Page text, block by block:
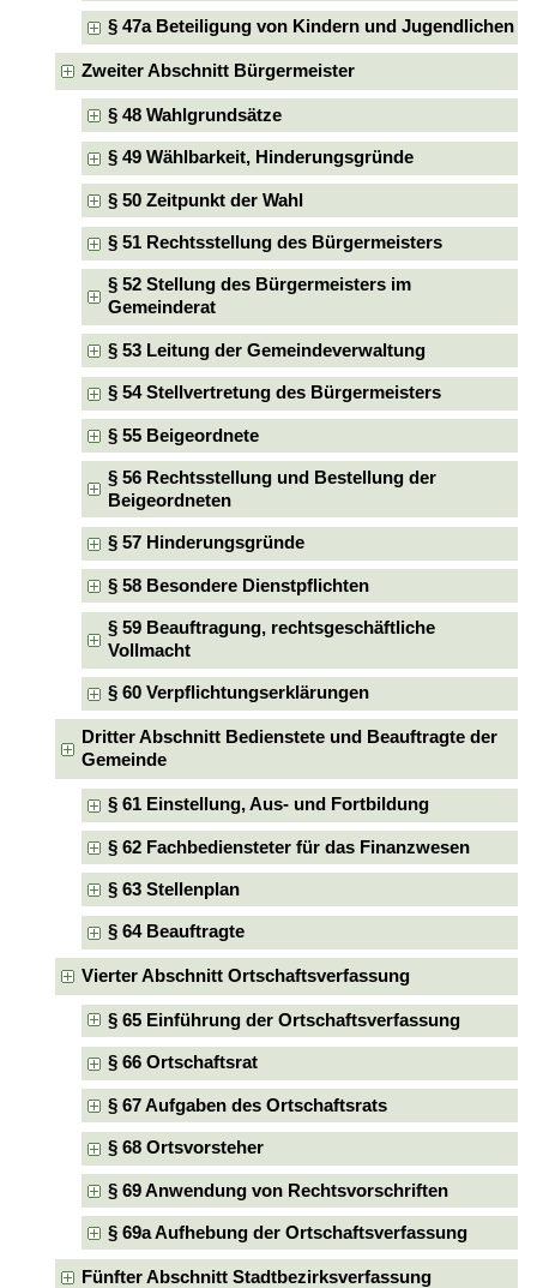
§ 47a Beteiligung von Kindern und Jugendlichen
Zweiter Abschnitt Bürgermeister
§ 48 Wahlgrundsätze
§ 49 Wählbarkeit, Hinderungsgründe
§ 50 Zeitpunkt der Wahl
§ 51 Rechtsstellung des Bürgermeisters
§ 52 Stellung des Bürgermeisters im
Gemeinderat
§ 53 Leitung der Gemeindeverwaltung
§ 54 Stellvertretung des Bürgermeisters
§ 55 Beigeordnete
§ 56 Rechtsstellung und Bestellung der
Beigeordneten
§ 57 Hinderungsgründe
§ 58 Besondere Dienstpflichten
§ 59 Beauftragung, rechtsgeschäftliche
Vollmacht
§ 60 Verpflichtungserklärungen
Dritter Abschnitt Bedienstete und Beauftragte der
Gemeinde
§ 61 Einstellung, Aus- und Fortbildung
§ 62 Fachbediensteter für das Finanzwesen
§ 63 Stellenplan
§ 64 Beauftragte
Vierter Abschnitt Ortschaftsverfassung
§ 65 Einführung der Ortschaftsverfassung
§ 66 Ortschaftsrat
§ 67 Aufgaben des Ortschaftsrats
§ 68 Ortsvorsteher
§ 69 Anwendung von Rechtsvorschriften
§ 69a Aufhebung der Ortschaftsverfassung
Fünfter Abschnitt Stadtbezirksverfassung